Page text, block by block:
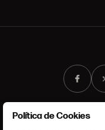
Política de Cookies